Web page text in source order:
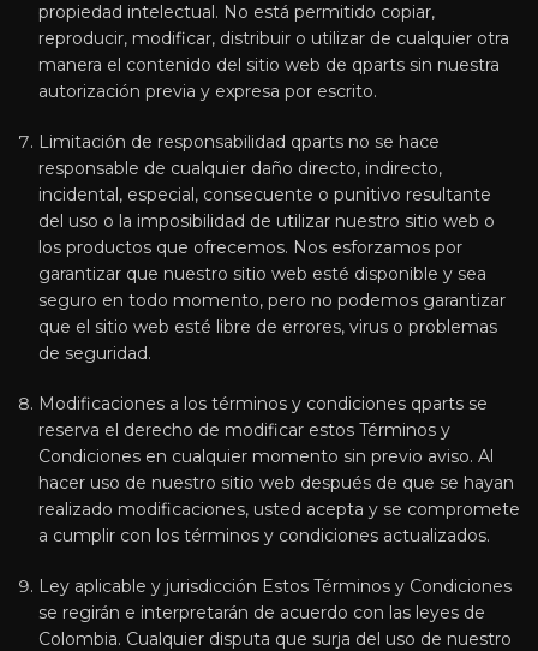
propiedad intelectual. No está permitido copiar,
reproducir, modificar, distribuir o utilizar de cualquier otra
manera el contenido del sitio web de qparts sin nuestra
autorización previa y expresa por escrito.
Limitación de responsabilidad qparts no se hace
responsable de cualquier daño directo, indirecto,
incidental, especial, consecuente o punitivo resultante
del uso o la imposibilidad de utilizar nuestro sitio web o
los productos que ofrecemos. Nos esforzamos por
garantizar que nuestro sitio web esté disponible y sea
seguro en todo momento, pero no podemos garantizar
que el sitio web esté libre de errores, virus o problemas
de seguridad.
Modificaciones a los términos y condiciones qparts se
reserva el derecho de modificar estos Términos y
Condiciones en cualquier momento sin previo aviso. Al
hacer uso de nuestro sitio web después de que se hayan
realizado modificaciones, usted acepta y se compromete
a cumplir con los términos y condiciones actualizados.
Ley aplicable y jurisdicción Estos Términos y Condiciones
se regirán e interpretarán de acuerdo con las leyes de
Colombia. Cualquier disputa que surja del uso de nuestro